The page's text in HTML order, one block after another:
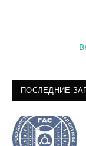
ПОСЛЕДНИЕ